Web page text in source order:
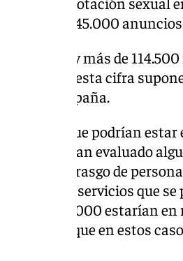
analizado 645.000
que hay más de
y que esta cifra
edad en España.
de 92.000 que podrían
estudio de han evaluado
el rasgo de
o los servicios que
que 9.000 estarían
sexual porque en estos